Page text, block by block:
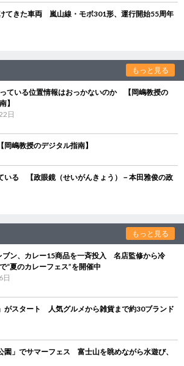
てきた車両 嵐山線・モボ301形、運行開始55周年
もっと見る
ている位置情報はおっかないのか 【岡嶋教授の
】
日
嶋教授のデジタル指南】
いる 【政眼鏡（せいがんきょう）－本田雅俊の政
もっと見る
ブン、カレー15商品を一斉投入 名店監修から冷
“夏のカレーフェス”を開催中
日
がスタート 人気グルメから雑貨まで約30ブランド
園」でサマーフェス 富士山を眺めながら水遊び、